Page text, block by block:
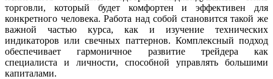
торговли, который будет комфортен и эффективен для
конкретного человека. Работа над собой становится такой же
важной частью курса, как и изучение технических
индикаторов или свечных паттернов. Комплексный подход
обеспечивает гармоничное развитие трейдера как
специалиста и личности, способной управлять большими
капиталами.